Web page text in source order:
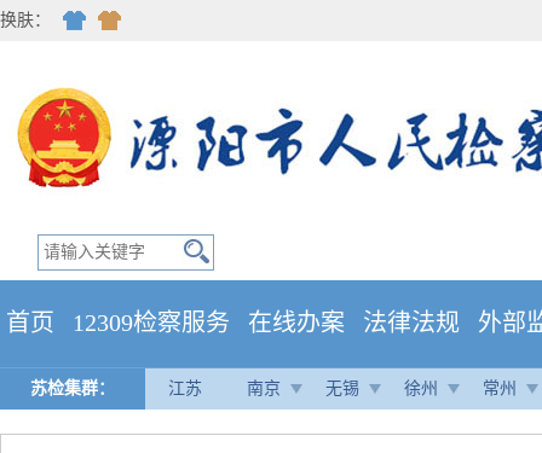
换肤：
首页 12309检察服务 在线办案 法律法规 外部
苏检集群： 江苏 南京 无锡 徐州 常州